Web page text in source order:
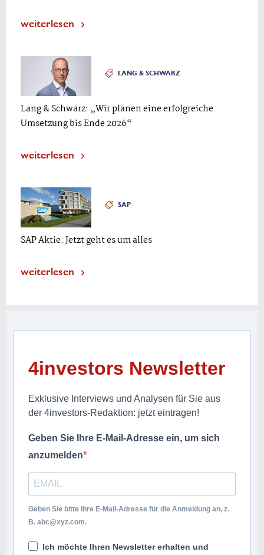
weiterlesen
LANG & SCHWARZ
Lang & Schwarz: „Wir planen eine erfolgreiche
Umsetzung bis Ende 2026“
weiterlesen
SAP
SAP Aktie: Jetzt geht es um alles
weiterlesen
4investors Newsletter
Exklusive Interviews und Analysen für Sie aus
der 4investors-Redaktion: jetzt eintragen!
Geben Sie Ihre E-Mail-Adresse ein, um sich
anzumelden
Geben Sie bitte Ihre E-Mail-Adresse für die Anmeldung an, z.
B. abc@xyz.com.
Ich möchte Ihren Newsletter erhalten und